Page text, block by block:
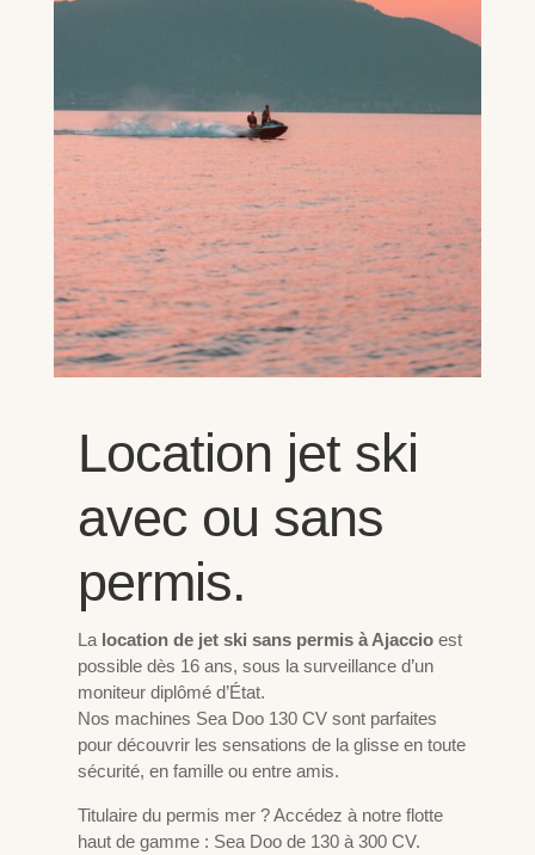
Location jet ski
avec ou sans
permis.
La location de jet ski sans permis à Ajaccioest
possible dès 16 ans, sous la surveillance d’un
moniteur diplômé d’État.
Nos machines Sea Doo 130 CV sont parfaites
pour découvrir les sensations de la glisse en toute
sécurité, en famille ou entre amis.
Titulaire du permis mer ? Accédez à notre flotte
haut de gamme : Sea Doo de 130 à 300 CV.